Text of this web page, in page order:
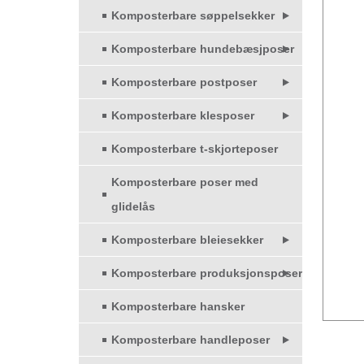
Komposterbare søppelsekker
Komposterbare hundebæsjposer
Komposterbare postposer
Komposterbare klesposer
Komposterbare t-skjorteposer
Komposterbare poser med
glidelås
Komposterbare bleiesekker
Komposterbare produksjonsposer
Komposterbare hansker
Komposterbare handleposer